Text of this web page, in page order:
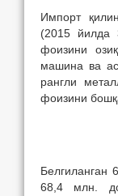
Импорт
(2015 йилда
фоизини
машина ва
рангли
фоизини
Белгиланган
68,4 млн.